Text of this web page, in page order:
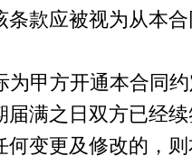
条款应被视为从本
为甲方开通本合同
届满之日双方已经
何变更及修改的，